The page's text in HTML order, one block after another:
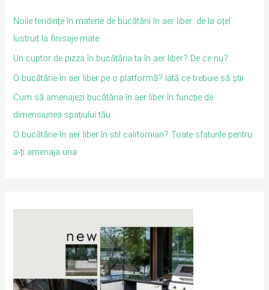
Noile tendințe în materie de bucătării în aer liber: de la oțel
lustruit la finisaje mate
Un cuptor de pizza în bucătăria ta în aer liber? De ce nu?
O bucătărie în aer liber pe o platformă? Iată ce trebuie să știi
Cum să amenajezi bucătăria în aer liber în funcție de
dimensiunea spațiului tău
O bucătărie în aer liber în stil californian? Toate sfaturile pentru
a-ți amenaja una